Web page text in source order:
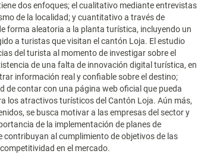
dos enfoques; el cualitativo mediante entrevistas
de la localidad; y cuantitativo a través de
forma aleatoria a la planta turística, incluyendo un
a turistas que visitan el cantón Loja. El estudio
del turista al momento de investigar sobre el
de una falta de innovación digital turística, en
información real y confiable sobre el destino;
de contar con una página web oficial que pueda
los atractivos turísticos del Cantón Loja. Aún más,
se busca motivar a las empresas del sector y
de la implementación de planes de
contribuyan al cumplimiento de objetivos de las
en el mercado.